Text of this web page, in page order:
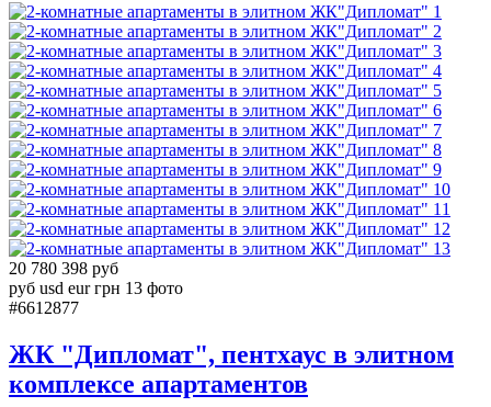
1
2
3
4
5
6
7
8
9
10
11
12
13
20 780 398 руб
руб usd eur грн 13 фото
#6612877
ЖК "Дипломат", пентхаус в элитном
комплексе апартаментов